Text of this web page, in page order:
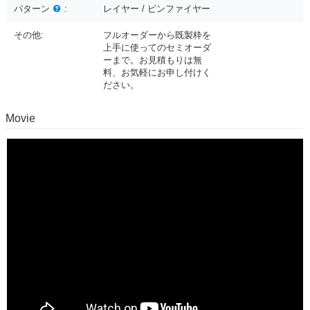
パターン : レイヤー / ピンファイヤー
その他:
フルオーダーから既製枠を
上手に使ってのセミオーダ
ーまで。お見積もりは無
料、お気軽にお申し付けく
ださい。
Movie